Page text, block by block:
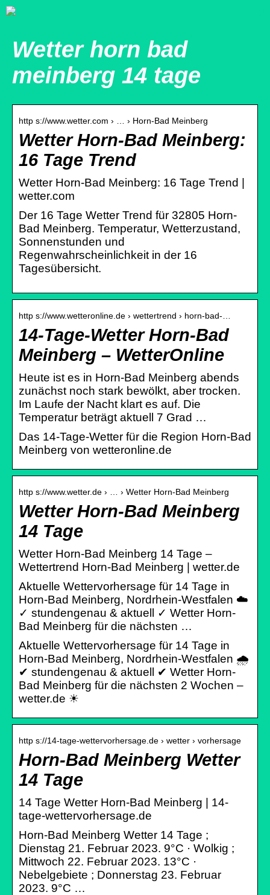
Wetter horn bad
meinberg 14 tage
http s://www.wetter.com › … › Horn-Bad Meinberg
Wetter Horn-Bad Meinberg:
16 Tage Trend
Wetter Horn-Bad Meinberg: 16 Tage Trend |
wetter.com
Der 16 Tage Wetter Trend für 32805 Horn-
Bad Meinberg. Temperatur, Wetterzustand,
Sonnenstunden und
Regenwahrscheinlichkeit in der 16
Tagesübersicht.
http s://www.wetteronline.de › wettertrend › horn-bad-…
14-Tage-Wetter Horn-Bad
Meinberg – WetterOnline
Heute ist es in Horn-Bad Meinberg abends
zunächst noch stark bewölkt, aber trocken.
Im Laufe der Nacht klart es auf. Die
Temperatur beträgt aktuell 7 Grad …
Das 14-Tage-Wetter für die Region Horn-Bad
Meinberg von wetteronline.de
http s://www.wetter.de › … › Wetter Horn-Bad Meinberg
Wetter Horn-Bad Meinberg
14 Tage
Wetter Horn-Bad Meinberg 14 Tage –
Wettertrend Horn-Bad Meinberg | wetter.de
Aktuelle Wettervorhersage für 14 Tage in
Horn-Bad Meinberg, Nordrhein-Westfalen ☁️
✓ stundengenau & aktuell ✓ Wetter Horn-
Bad Meinberg für die nächsten …
Aktuelle Wettervorhersage für 14 Tage in
Horn-Bad Meinberg, Nordrhein-Westfalen 🌧️
✔ stundengenau & aktuell ✔ Wetter Horn-
Bad Meinberg für die nächsten 2 Wochen –
wetter.de ☀
http s://14-tage-wettervorhersage.de › wetter › vorhersage
Horn-Bad Meinberg Wetter
14 Tage
14 Tage Wetter Horn-Bad Meinberg | 14-
tage-wettervorhersage.de
Horn-Bad Meinberg Wetter 14 Tage ;
Dienstag 21. Februar 2023. 9°C · Wolkig ;
Mittwoch 22. Februar 2023. 13°C ·
Nebelgebiete ; Donnerstag 23. Februar
2023. 9°C …